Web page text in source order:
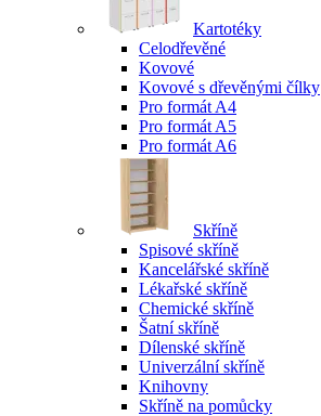
Kartotéky
Celodřevěné
Kovové
Kovové s dřevěnými čílky
Pro formát A4
Pro formát A5
Pro formát A6
Skříně
Spisové skříně
Kancelářské skříně
Lékařské skříně
Chemické skříně
Šatní skříně
Dílenské skříně
Univerzální skříně
Knihovny
Skříně na pomůcky